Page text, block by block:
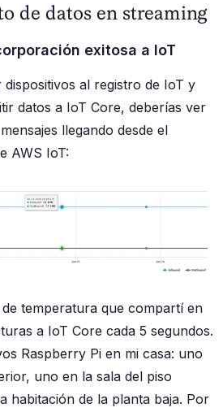
de datos en streaming
exitosa a IoT
al registro de IoT y
datos a IoT Core, deberías ver
llegando desde el
AWS IoT:
temperatura que compartí en
a IoT Core cada 5 segundos.
Raspberry Pi en mi casa: uno
uno en la sala del piso
habitación de la planta baja. Por